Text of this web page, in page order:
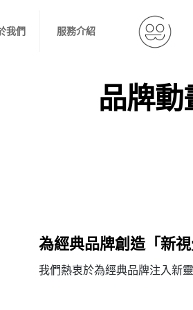
我們 服務介紹
品牌動
為經典品牌創造「新
我們熱衷於為經典品牌注入新